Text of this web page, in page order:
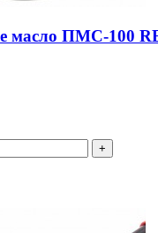
масло ПМС-100